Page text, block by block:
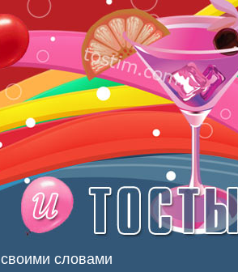
своими словами